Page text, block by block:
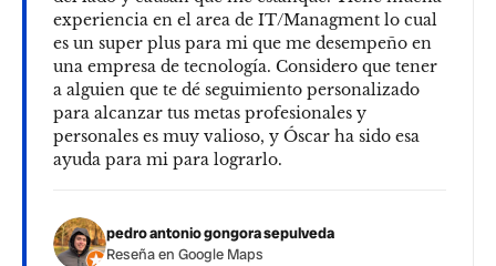
experiencia en el area de IT/Managment lo cual
es un super plus para mi que me desempeño en
una empresa de tecnología. Considero que tener
a alguien que te dé seguimiento personalizado
para alcanzar tus metas profesionales y
personales es muy valioso, y Óscar ha sido esa
ayuda para mi para lograrlo.
pedro antonio gongora sepulveda
Reseña en Google Maps